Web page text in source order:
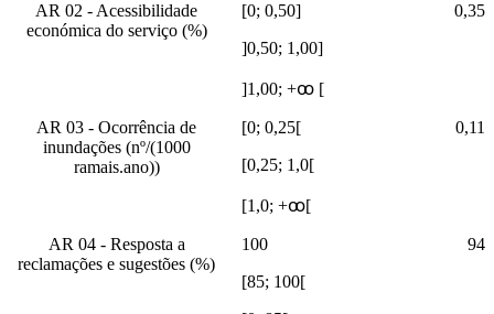
AR 02 - Acessibilidade
económica do serviço (%)
[0; 0,50]
0,35
]0,50; 1,00]
]1,00; +ꚙ [
AR 03 - Ocorrência de
inundações (nº/(1000
ramais.ano))
[0; 0,25[
0,11
[0,25; 1,0[
[1,0; +ꚙ[
AR 04 - Resposta a
reclamações e sugestões (%)
100
94
[85; 100[